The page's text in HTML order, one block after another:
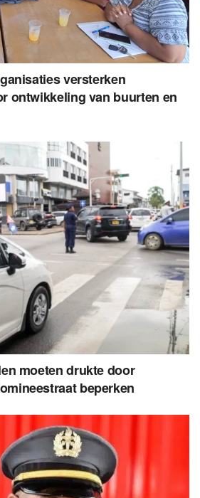
versterken
ontwikkeling van buurten en
moeten drukte door
beperken